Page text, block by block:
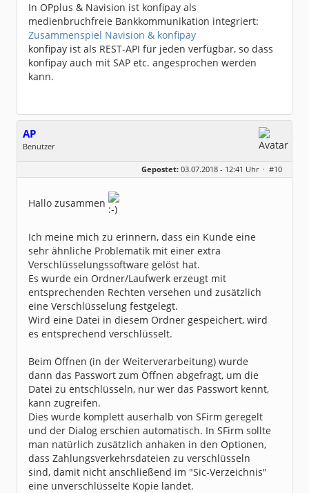
In OPplus & Navision ist konfipay als
medienbruchfreie Bankkommunikation integriert:
Zusammenspiel Navision & konfipay
konfipay ist als REST-API für jeden verfügbar, so dass
konfipay auch mit SAP etc. angesprochen werden
kann.
AP
Benutzer
Dabei seit:
05 / 2011
Gepostet: 03.07.2018 - 12:41 Uhr · #10
Hallo zusammen
Ich meine mich zu erinnern, dass ein Kunde eine
sehr ähnliche Problematik mit einer extra
Verschlüsselungssoftware gelöst hat.
Es wurde ein Ordner/Laufwerk erzeugt mit
entsprechenden Rechten versehen und zusätzlich
eine Verschlüsselung festgelegt.
Wird eine Datei in diesem Ordner gespeichert, wird
es entsprechend verschlüsselt.
Beim Öffnen (in der Weiterverarbeitung) wurde
dann das Passwort zum Öffnen abgefragt, um die
Datei zu entschlüsseln, nur wer das Passwort kennt,
kann zugreifen.
Dies wurde komplett auserhalb von SFirm geregelt
und der Dialog erschien automatisch. In SFirm sollte
man natürlich zusätzlich anhaken in den Optionen,
dass Zahlungsverkehrsdateien zu verschlüsseln
sind, damit nicht anschließend im "Sic-Verzeichnis"
eine unverschlüsselte Kopie landet.